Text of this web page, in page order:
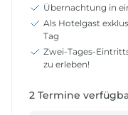
Übernachtung in
Als Hotelgast
Tag
Zwei-Tages-
zu erleben!
2 Termine